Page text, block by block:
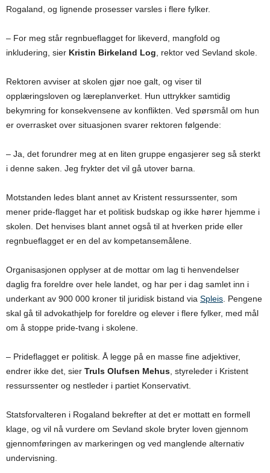
Rogaland, og lignende prosesser varsles i flere fylker.
– For meg står regnbueflagget for likeverd, mangfold og
inkludering, sier Kristin Birkeland Log , rektor ved Sevland skole.
Rektoren avviser at skolen gjør noe galt, og viser til
opplæringsloven og læreplanverket. Hun uttrykker samtidig
bekymring for konsekvensene av konflikten. Ved spørsmål om hun
er overrasket over situasjonen svarer rektoren følgende:
– Ja, det forundrer meg at en liten gruppe engasjerer seg så sterkt
i denne saken. Jeg frykter det vil gå utover barna.
Motstanden ledes blant annet av Kristent ressurssenter, som
mener pride-flagget har et politisk budskap og ikke hører hjemme i
skolen. Det henvises blant annet også til at hverken pride eller
regnbueflagget er en del av kompetansemålene.
Organisasjonen opplyser at de mottar om lag ti henvendelser
daglig fra foreldre over hele landet, og har per i dag samlet inn i
underkant av 900 000 kroner til juridisk bistand via Spleis . Pengene
skal gå til advokathjelp for foreldre og elever i flere fylker, med mål
om å stoppe pride-tvang i skolene.
– Prideflagget er politisk. Å legge på en masse fine adjektiver,
endrer ikke det, sier Truls Olufsen Mehus , styreleder i Kristent
ressurssenter og nestleder i partiet Konservativt.
Statsforvalteren i Rogaland bekrefter at det er mottatt en formell
klage, og vil nå vurdere om Sevland skole bryter loven gjennom
gjennomføringen av markeringen og ved manglende alternativ
undervisning.